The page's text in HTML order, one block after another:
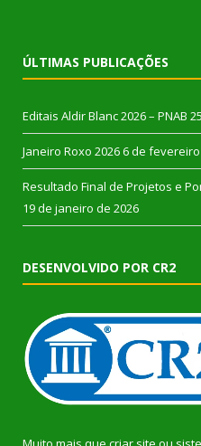
ÚLTIMAS PUBLICAÇÕES
Editais Aldir Blanc 2026 – PNAB
Janeiro Roxo 2026 6 de
Resultado Final de Projetos e
19 de janeiro de 2026
DESENVOLVIDO POR CR2